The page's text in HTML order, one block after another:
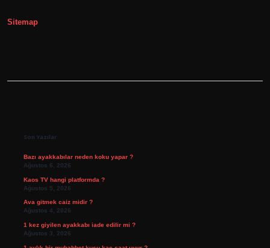
Sitemap
Son Yazılar
Bazı ayakkabılar neden koku yapar ?
Ağustos 6, 2026
Kaos TV hangi platformda ?
Ağustos 5, 2026
Ava gitmek caiz midir ?
Ağustos 4, 2026
1 kez giyilen ayakkabı iade edilir mi ?
Ağustos 3, 2026